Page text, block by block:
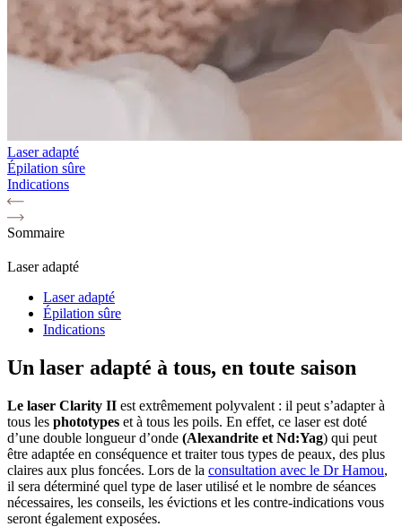
Laser adapté
Épilation sûre
Indications
Sommaire
Laser adapté
Laser adapté
Épilation sûre
Indications
Un laser adapté à tous, en toute saison
Le laser Clarity II est extrêmement polyvalent : il peut s’adapter à
tous les phototypes et à tous les poils. En effet, ce laser est doté
d’une double longueur d’onde (Alexandrite et Nd:Yag) qui peut
être adaptée en conséquence et traiter tous types de peaux, des plus
claires aux plus foncées. Lors de la consultation avec le Dr Hamou,
il sera déterminé quel type de laser utilisé et le nombre de séances
nécessaires, les conseils, les évictions et les contre-indications vous
seront également exposées.